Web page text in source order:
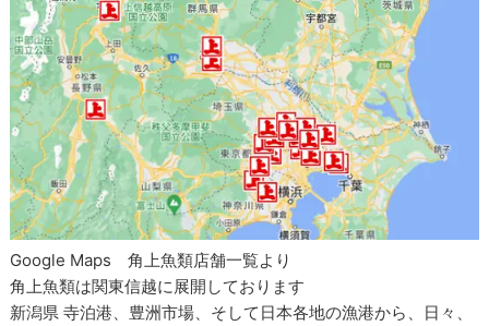
Google Maps 角上魚類店舗一覧より
角上魚類は関東信越に展開しております
新潟県 寺泊港、豊洲市場、そして日本各地の漁港から、日々、